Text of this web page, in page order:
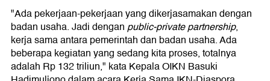
"Ada pekerjaan-pekerjaan yang dikerjasamakan dengan
badan usaha. Jadi denganpublic-private partnership,
kerja sama antara pemerintah dan badan usaha. Ada
beberapa kegiatan yang sedang kita proses, totalnya
adalah Rp 132 triliun," kata Kepala OIKN Basuki